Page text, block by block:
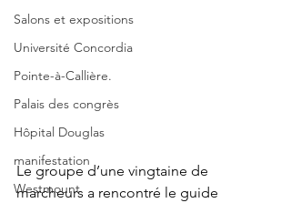
Salons et expositions
Université Concordia
Pointe-à-Callière.
Palais des congrès
Hôpital Douglas
manifestation
Westmount
Le groupe d’une vingtaine de
marcheurs a rencontré le guide